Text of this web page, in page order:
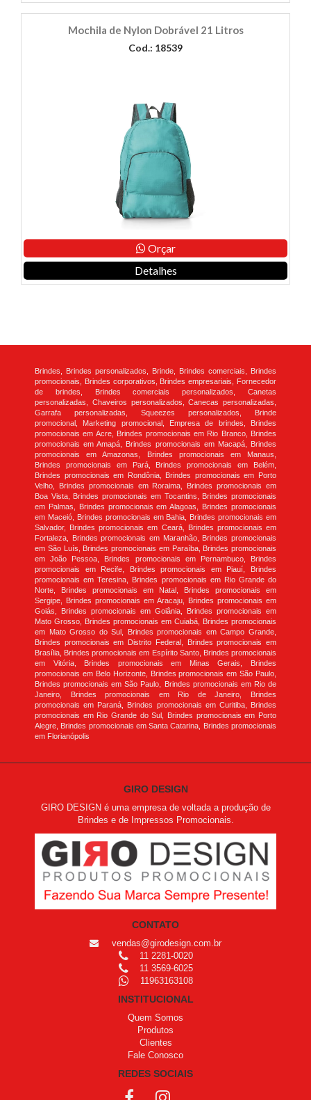
Mochila de Nylon Dobrável 21 Litros
Cod.: 18539
Orçar
Detalhes
Brindes, Brindes personalizados, Brinde, Brindes comerciais, Brindes
promocionais, Brindes corporativos, Brindes empresariais, Fornecedor
de brindes, Brindes comerciais personalizados, Canetas
personalizadas, Chaveiros personalizados, Canecas personalizadas,
Garrafa personalizadas, Squeezes personalizados, Brinde
promocional, Marketing promocional, Empresa de brindes, Brindes
promocionais em Acre, Brindes promocionais em Rio Branco, Brindes
promocionais em Amapá, Brindes promocionais em Macapá, Brindes
promocionais em Amazonas, Brindes promocionais em Manaus,
Brindes promocionais em Pará, Brindes promocionais em Belém,
Brindes promocionais em Rondônia, Brindes promocionais em Porto
Velho, Brindes promocionais em Roraima, Brindes promocionais em
Boa Vista, Brindes promocionais em Tocantins, Brindes promocionais
em Palmas, Brindes promocionais em Alagoas, Brindes promocionais
em Maceió, Brindes promocionais em Bahia, Brindes promocionais em
Salvador, Brindes promocionais em Ceará, Brindes promocionais em
Fortaleza, Brindes promocionais em Maranhão, Brindes promocionais
em São Luís, Brindes promocionais em Paraíba, Brindes promocionais
em João Pessoa, Brindes promocionais em Pernambuco, Brindes
promocionais em Recife, Brindes promocionais em Piauí, Brindes
promocionais em Teresina, Brindes promocionais em Rio Grande do
Norte, Brindes promocionais em Natal, Brindes promocionais em
Sergipe, Brindes promocionais em Aracaju, Brindes promocionais em
Goiás, Brindes promocionais em Goiânia, Brindes promocionais em
Mato Grosso, Brindes promocionais em Cuiabá, Brindes promocionais
em Mato Grosso do Sul, Brindes promocionais em Campo Grande,
Brindes promocionais em Distrito Federal, Brindes promocionais em
Brasília, Brindes promocionais em Espírito Santo, Brindes promocionais
em Vitória, Brindes promocionais em Minas Gerais, Brindes
promocionais em Belo Horizonte, Brindes promocionais em São Paulo,
Brindes promocionais em São Paulo, Brindes promocionais em Rio de
Janeiro, Brindes promocionais em Rio de Janeiro, Brindes
promocionais em Paraná, Brindes promocionais em Curitiba, Brindes
promocionais em Rio Grande do Sul, Brindes promocionais em Porto
Alegre, Brindes promocionais em Santa Catarina, Brindes promocionais
em Florianópolis
GIRO DESIGN
GIRO DESIGN é uma empresa de voltada a produção de
Brindes e de Impressos Promocionais.
CONTATO
vendas@girodesign.com.br
11 2281-0020
11 3569-6025
11963163108
INSTITUCIONAL
Quem Somos
Produtos
Clientes
Fale Conosco
REDES SOCIAIS